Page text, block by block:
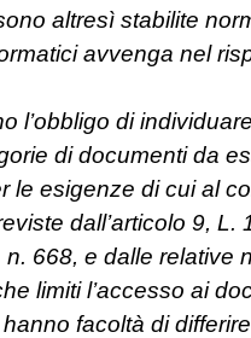
altresì stabilite
avvenga nel
l’obbligo di
di documenti da
le esigenze di cui al
dall’articolo 9,
668, e dalle
limiti l’accesso ai
facoltà di